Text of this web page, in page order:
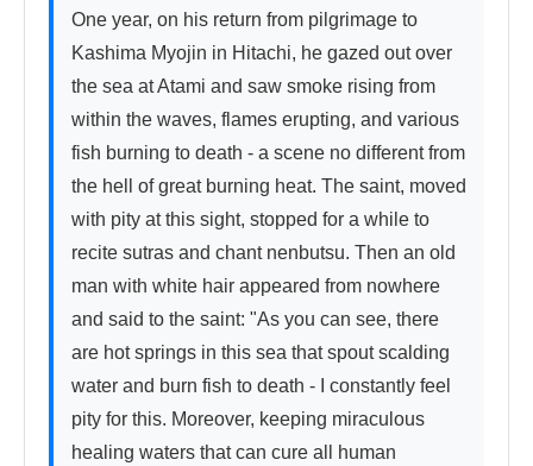
One year, on his return from pilgrimage to
Kashima Myojin in Hitachi, he gazed out over
the sea at Atami and saw smoke rising from
within the waves, flames erupting, and various
fish burning to death - a scene no different from
the hell of great burning heat. The saint, moved
with pity at this sight, stopped for a while to
recite sutras and chant nenbutsu. Then an old
man with white hair appeared from nowhere
and said to the saint: "As you can see, there
are hot springs in this sea that spout scalding
water and burn fish to death - I constantly feel
pity for this. Moreover, keeping miraculous
healing waters that can cure all human